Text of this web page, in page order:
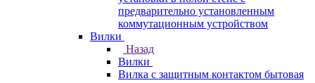
предварительно установленным
коммутационным устройством
Вилки
Назад
Вилки
Вилка с защитным контактом бытовая